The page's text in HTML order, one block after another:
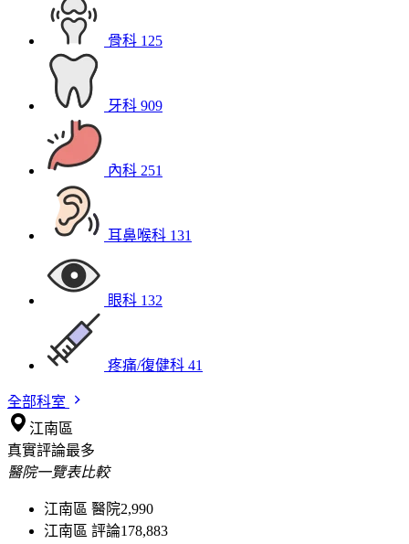
骨科 125
牙科 909
內科 251
耳鼻喉科 131
眼科 132
疼痛/復健科 41
全部科室
江南區
真實評論最多
醫院一覽表比較
江南區 醫院2,990
江南區 評論178,883